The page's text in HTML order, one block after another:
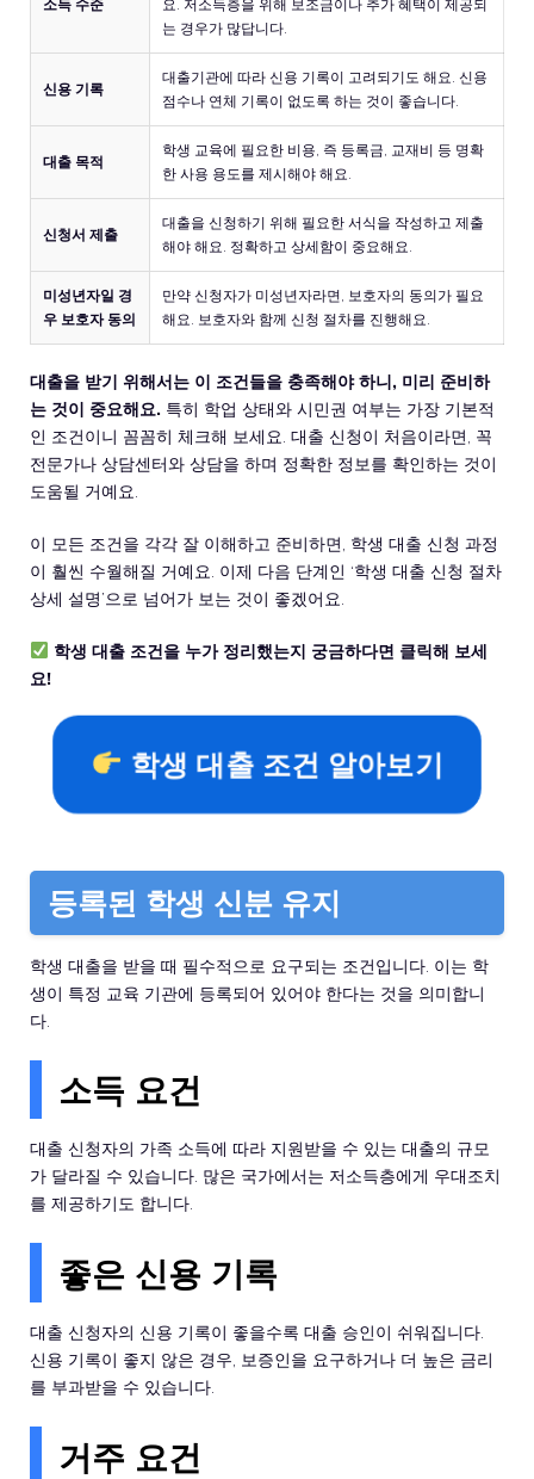
소득 수준
요. 저소득층을 위해 보조금이나 추가 혜택이 제공되
는 경우가 많답니다.
신용 기록
대출기관에 따라 신용 기록이 고려되기도 해요. 신용
점수나 연체 기록이 없도록 하는 것이 좋습니다.
대출 목적
학생 교육에 필요한 비용, 즉 등록금, 교재비 등 명확
한 사용 용도를 제시해야 해요.
신청서 제출
대출을 신청하기 위해 필요한 서식을 작성하고 제출
해야 해요. 정확하고 상세함이 중요해요.
미성년자일 경
우 보호자 동의
만약 신청자가 미성년자라면, 보호자의 동의가 필요
해요. 보호자와 함께 신청 절차를 진행해요.
대출을 받기 위해서는 이 조건들을 충족해야 하니, 미리 준비하
는 것이 중요해요. 특히 학업 상태와 시민권 여부는 가장 기본적
인 조건이니 꼼꼼히 체크해 보세요. 대출 신청이 처음이라면, 꼭
전문가나 상담센터와 상담을 하며 정확한 정보를 확인하는 것이
도움될 거예요.
이 모든 조건을 각각 잘 이해하고 준비하면, 학생 대출 신청 과정
이 훨씬 수월해질 거예요. 이제 다음 단계인 ‘학생 대출 신청 절차
상세 설명’으로 넘어가 보는 것이 좋겠어요.
학생 대출 조건을 누가 정리했는지 궁금하다면 클릭해 보세
요!
학생 대출 조건 알아보기
등록된 학생 신분 유지
학생 대출을 받을 때 필수적으로 요구되는 조건입니다. 이는 학
생이 특정 교육 기관에 등록되어 있어야 한다는 것을 의미합니
다.
소득 요건
대출 신청자의 가족 소득에 따라 지원받을 수 있는 대출의 규모
가 달라질 수 있습니다. 많은 국가에서는 저소득층에게 우대조치
를 제공하기도 합니다.
좋은 신용 기록
대출 신청자의 신용 기록이 좋을수록 대출 승인이 쉬워집니다.
신용 기록이 좋지 않은 경우, 보증인을 요구하거나 더 높은 금리
를 부과받을 수 있습니다.
거주 요건